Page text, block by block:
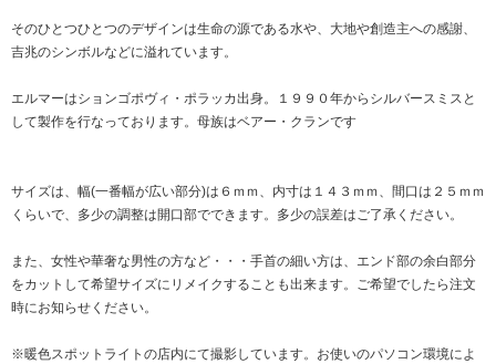
そのひとつひとつのデザインは生命の源である水や、大地や創造主への感謝、
吉兆のシンボルなどに溢れています。
エルマーはションゴポヴィ・ポラッカ出身。１９９０年からシルバースミスと
して製作を行なっております。母族はベアー・クランです
サイズは、幅(一番幅が広い部分)は６ｍｍ、内寸は１４３ｍｍ、間口は２５ｍｍ
くらいで、多少の調整は開口部でできます。多少の誤差はご了承ください。
また、女性や華奢な男性の方など・・・手首の細い方は、エンド部の余白部分
をカットして希望サイズにリメイクすることも出来ます。ご希望でしたら注文
時にお知らせください。
※暖色スポットライトの店内にて撮影しています。お使いのパソコン環境によ